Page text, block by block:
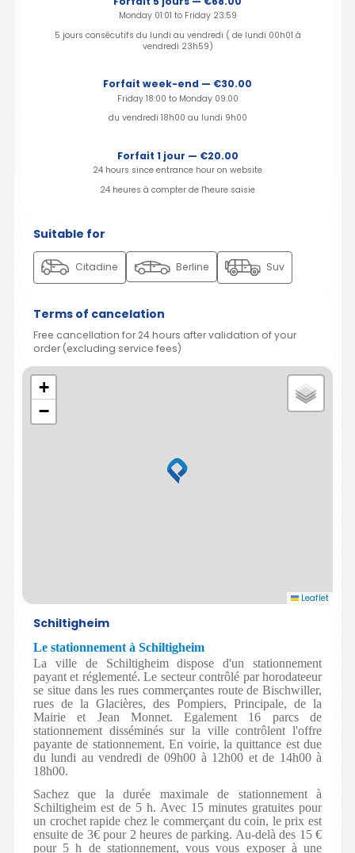
Monday 01:01 to Friday 23:59
5 jours consécutifs du lundi au vendredi ( de lundi 00h01 à
vendredi 23h59)
Forfait week-end — €30.00
Friday 18:00 to Monday 09:00
du vendredi 18h00 au lundi 9h00
Forfait 1 jour — €20.00
24 hours since entrance hour on website
24 heures à compter de l'heure saisie
Suitable for
Citadine Berline Suv
Terms of cancelation
Free cancellation for 24 hours after validation of your
order (excluding service fees)
+
−
Leaflet
Schiltigheim
Le stationnement à Schiltigheim
La ville de Schiltigheim dispose d'un stationnement
payant et réglementé. Le secteur contrôlé par horodateeur
se situe dans les rues commerçantes route de Bischwiller,
rues de la Glacières, des Pompiers, Principale, de la
Mairie et Jean Monnet. Egalement 16 parcs de
stationnement disséminés sur la ville contrôlent l'offre
payante de stationnement. En voirie, la quittance est due
du lundi au vendredi de 09h00 à 12h00 et de 14h00 à
18h00.
Sachez que la durée maximale de stationnement à
Schiltigheim est de 5 h. Avec 15 minutes gratuites pour
un crochet rapide chez le commerçant du coin, le prix est
ensuite de 3€ pour 2 heures de parking. Au-delà des 15 €
pour 5 h de stationnement, vous vous exposer à une